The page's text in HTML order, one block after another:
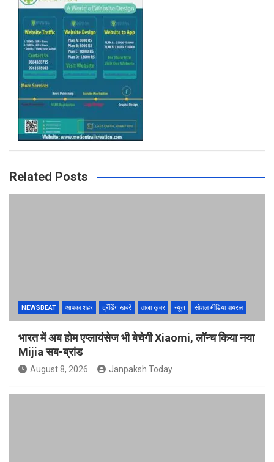
k a
m
Related Posts
NEWSBEAT आपका शहर ट्रेंडिंग खबरें ताज़ा ख़बर न्यूज़ सोशल मीडिया वायरल
भारत में अब होम एप्लायंसेज भी बेचेगी Xiaomi, लॉन्च किया नया
Mijia सब-ब्रांड
August 8, 2026 Janpaksh Today